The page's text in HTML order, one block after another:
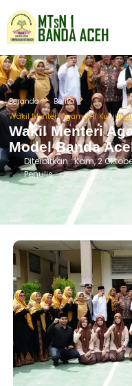
Beranda
Berita
Wakil Menteri Agama RI
Wakil Menteri
Model Banda
Diterbitkan : Kam, 2
Penulis : genpus